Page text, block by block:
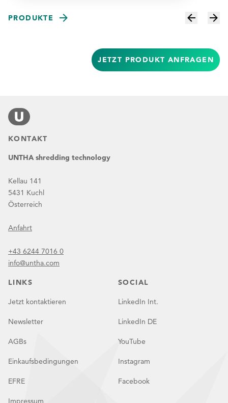
PRODUKTE
JETZT PRODUKT ANFRAGEN
KONTAKT
UNTHA shredding technology
Kellau 141
5431 Kuchl
Österreich
Anfahrt
+43 6244 7016 0
info@untha.com
LINKS
Jetzt kontaktieren
Newsletter
AGBs
Einkaufsbedingungen
EFRE
Impressum
SOCIAL
LinkedIn Int.
LinkedIn DE
YouTube
Instagram
Facebook